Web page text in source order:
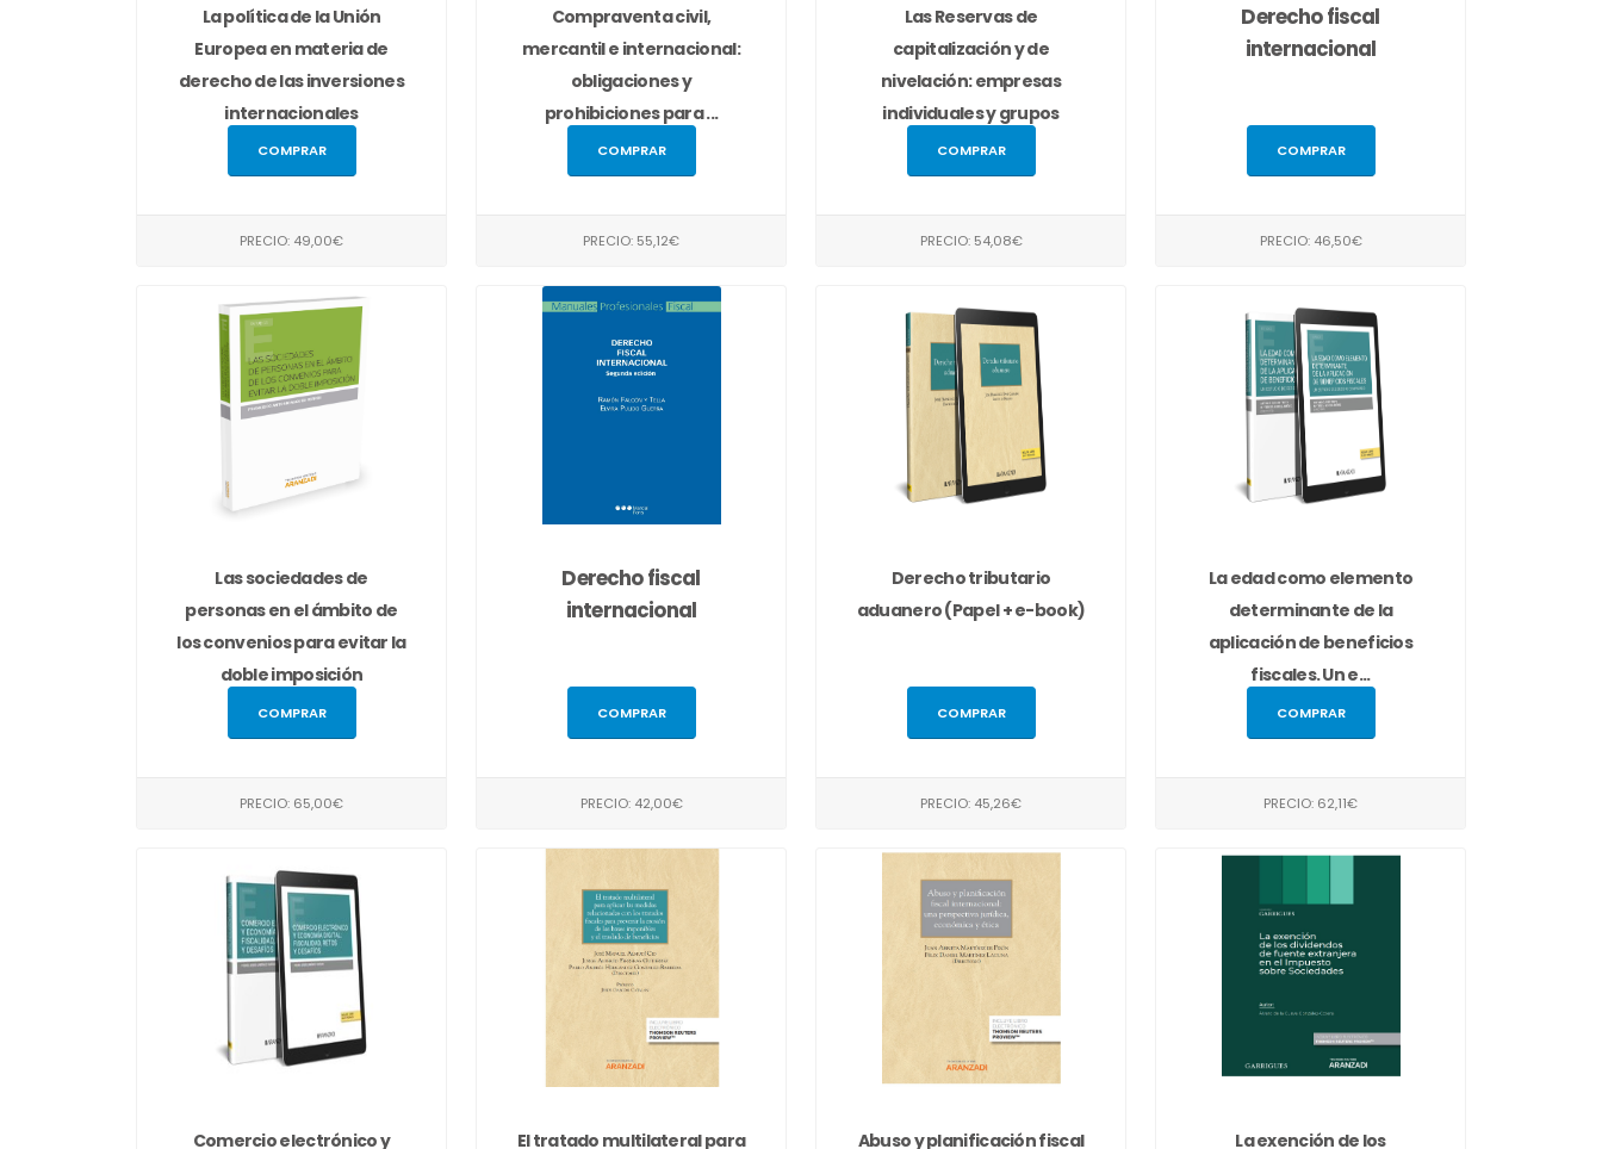
La política de la Unión
Europea en materia de
derecho de las inversiones
internacionales
COMPRAR
PRECIO: 49,00€
Compraventa civil,
mercantil e internacional:
obligaciones y
prohibiciones para ...
COMPRAR
PRECIO: 55,12€
Las Reservas de
capitalización y de
nivelación: empresas
individuales y grupos
COMPRAR
PRECIO: 54,08€
Derecho fiscal
internacional
COMPRAR
PRECIO: 46,50€
Las sociedades de
personas en el ámbito de
los convenios para evitar la
doble imposición
COMPRAR
PRECIO: 65,00€
Derecho fiscal
internacional
COMPRAR
PRECIO: 42,00€
Derecho tributario
aduanero (Papel + e-book)
COMPRAR
PRECIO: 45,26€
La edad como elemento
determinante de la
aplicación de beneficios
fiscales. Un e...
COMPRAR
PRECIO: 62,11€
Comercio electrónico y
El tratado multilateral para
Abuso y planificación fiscal
La exención de los